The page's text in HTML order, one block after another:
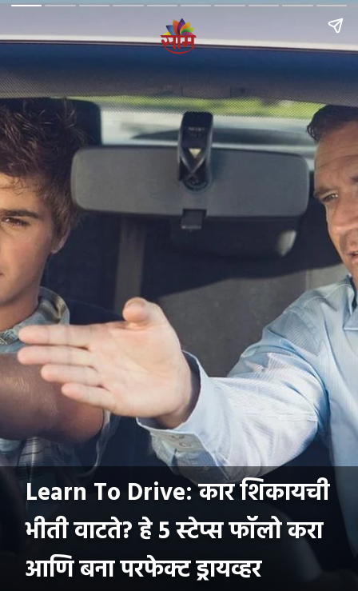
Learn To Drive: कार शिकायची
भीती वाटते? हे 5 स्टेप्स फॉलो करा
आणि बना परफेक्ट ड्रायव्हर